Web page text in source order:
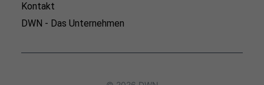
Kontakt
DWN - Das Unternehmen